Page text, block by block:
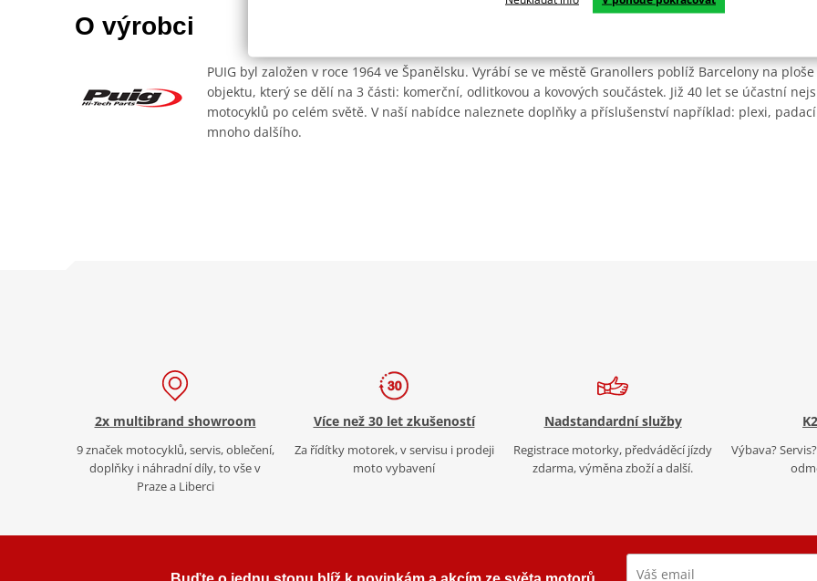
O výrobci
PUIG byl založen v roce 1964 ve Španělsku. Vyrábí se ve městě Granollers poblíž Barcelony na ploše
objektu, který se dělí na 3 části: komerční, odlitkovou a kovových součástek. Již 40 let se účastní
motocyklů po celém světě. V naší nabídce naleznete doplňky a příslušenství například: plexi,
mnoho dalšího.
2x multibrand showroom
9 značek motocyklů, servis, oblečení,
doplňky i náhradní díly, to vše v
Praze a Liberci
Více než 30 let zkušeností
Za řídítky motorek, v servisu i prodeji
moto vybavení
Nadstandardní služby
Registrace motorky, předváděcí jízdy
zdarma, výměna zboží a další.
Výbava?